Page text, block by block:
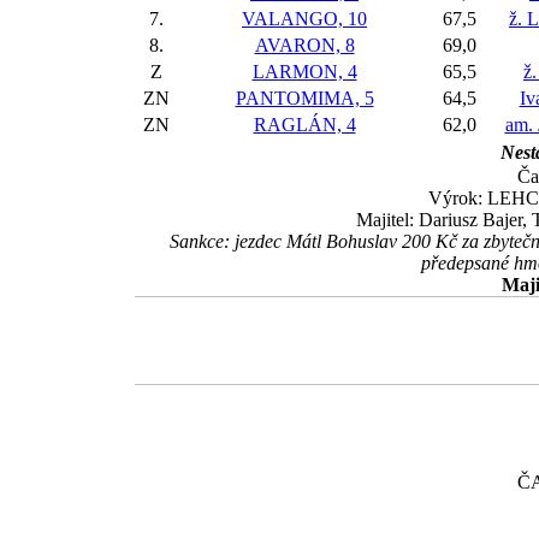
7.
VALANGO, 10 67,5
ž.
8.
AVARON, 8
69,0
Z
LARMON, 4 65,5
ZN
PANTOMIMA, 5 64,5
ZN
RAGLÁN, 4 62,0
am.
Výrok:
Majitel: Dariusz Bajer,
Sankce: jezdec Mátl Bohuslav 200 Kč za
předepsané